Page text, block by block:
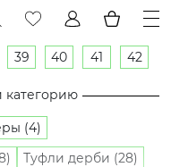
39 40 41 42
категорию
(4)
Туфли дерби (28)